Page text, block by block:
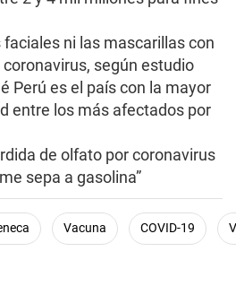
ni las mascarillas con
según estudio
Perú es el país con la mayor
entre los más afectados por
de olfato por coronavirus
sepa a gasolina”
Vacuna COVID-19